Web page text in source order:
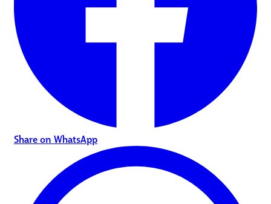
Share on WhatsApp